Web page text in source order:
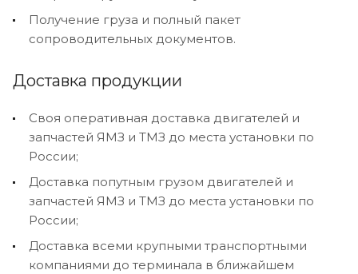
Получение груза и полный пакет
сопроводительных документов.
Доставка продукции
Своя оперативная доставка двигателей и
запчастей ЯМЗ и ТМЗ до места установки по
России;
Доставка попутным грузом двигателей и
запчастей ЯМЗ и ТМЗ до места установки по
России;
Доставка всеми крупными транспортными
компаниями до терминала в ближайшем